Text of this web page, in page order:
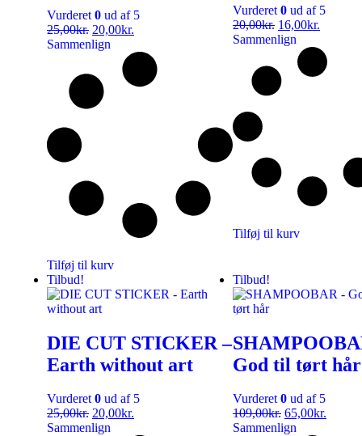
Vurderet 0 ud af 5
25,00kr. 20,00kr.
Sammenlign
Tilføj til kurv
Vurderet 0 ud af 5
20,00kr. 16,00kr.
Sammenlign
Tilføj til kurv
Tilbud!
DIE CUT STICKER –
Earth without art
Vurderet0 ud af 5
25,00kr. 20,00kr.
Sammenlign
Tilbud!
God til tørt hår
Vurderet0 ud af 5
109,00kr. 65,00kr.
Sammenlign